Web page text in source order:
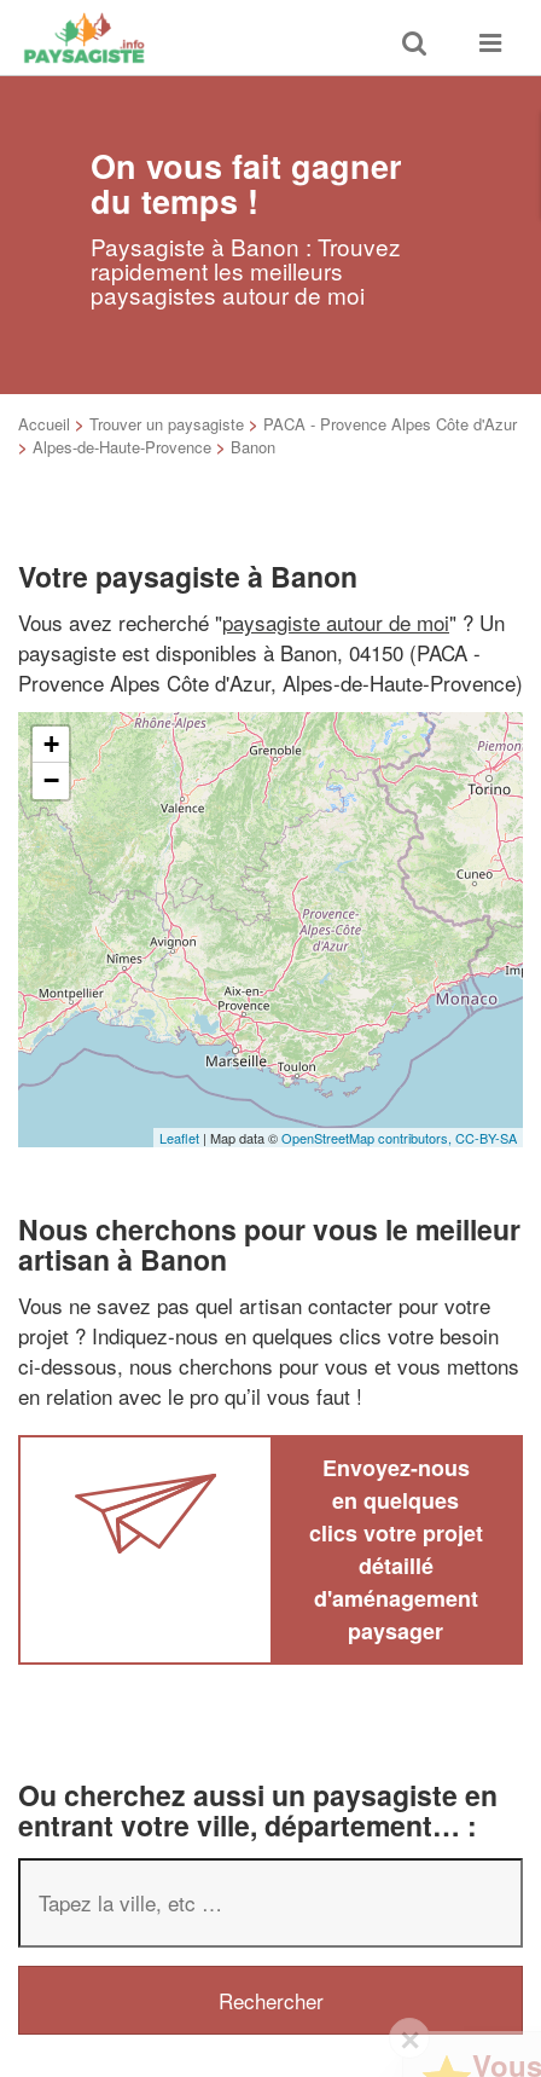
Toggle
search
Toggle
On vous fait gagner
du temps !
Paysagiste à Banon : Trouvez
rapidement les meilleurs
paysagistes autour de moi
Accueil > Trouver un paysagiste > PACA - Provence Alpes Côte d'Azur
> Alpes-de-Haute-Provence > Banon
Votre paysagiste à Banon
Vous avez recherché "paysagiste autour de moi" ? Un
paysagiste est disponibles à Banon, 04150 (PACA -
Provence Alpes Côte d'Azur, Alpes-de-Haute-Provence)
+
−
Leaflet | Map data ©OpenStreetMap contributors, CC-BY-SA
Nous cherchons pour vous le meilleur
artisan à Banon
Vous ne savez pas quel artisan contacter pour votre
projet ? Indiquez-nous en quelques clics votre besoin
ci-dessous, nous cherchons pour vous et vous mettons
en relation avec le pro qu’il vous faut !
Envoyez-nous
en quelques
clics votre projet
détaillé
d'aménagement
paysager
Ou cherchez aussi un paysagiste en
entrant votre ville, département… :
✕